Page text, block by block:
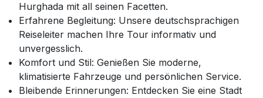
Hurghada mit all seinen Facetten.
Erfahrene Begleitung: Unsere deutschsprachigen
Reiseleiter machen Ihre Tour informativ und
unvergesslich.
Komfort und Stil: Genießen Sie moderne,
klimatisierte Fahrzeuge und persönlichen Service.
Bleibende Erinnerungen: Entdecken Sie eine Stadt